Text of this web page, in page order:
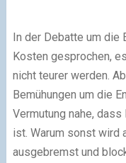
In der Debatte um die
Kosten gesprochen,
nicht teurer werden.
Bemühungen um die
Vermutung nahe,
ist. Warum sonst wird
ausgebremst und